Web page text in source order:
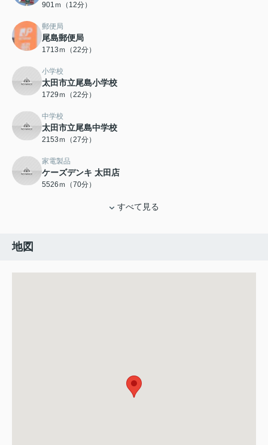
901ｍ（12分）
郵便局
尾島郵便局
1713ｍ（22分）
小学校
太田市立尾島小学校
1729ｍ（22分）
中学校
太田市立尾島中学校
2153ｍ（27分）
家電製品
ケーズデンキ 太田店
5526ｍ（70分）
すべて見る
地図